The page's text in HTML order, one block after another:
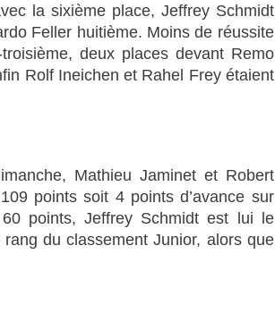
la sixième place, Jeffrey Schmidt
Feller huitième. Moins de réussite
deux places devant Remo
Rolf Ineichen et Rahel Frey étaient
Mathieu Jaminet et Robert
points soit 4 points d’avance sur
points, Jeffrey Schmidt est lui le
du classement Junior, alors que